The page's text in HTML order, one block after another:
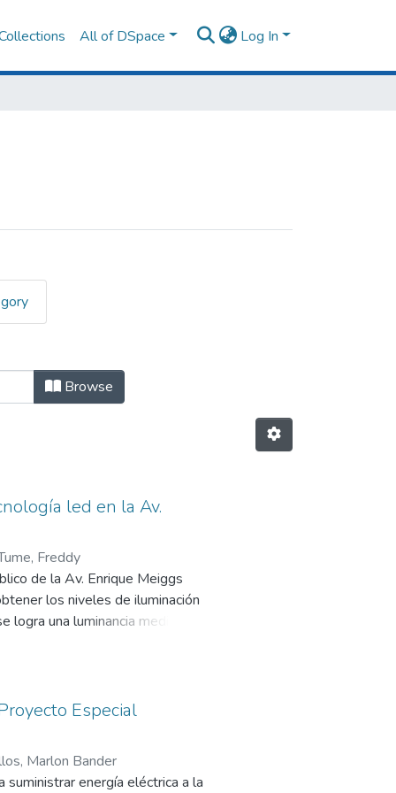
All of DSpace Log In
Browse
led en la Av.
Freddy
de la Av. Enrique Meiggs
los niveles de iluminación
una luminancia media de
con lo requerido para
Especial
Marlon Bander
energía eléctrica a la